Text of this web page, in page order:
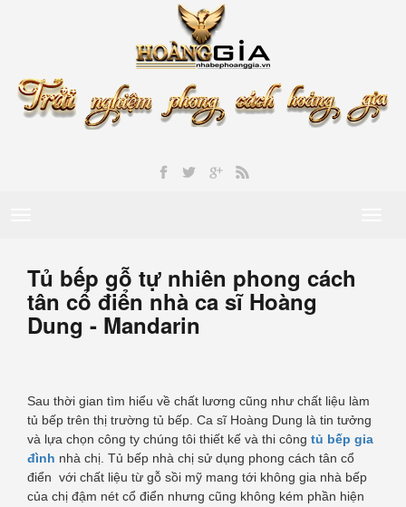
Tủ bếp gỗ tự nhiên phong cách
tân cổ điển nhà ca sĩ Hoàng
Dung - Mandarin
Sau thời gian tìm hiểu về chất lương cũng như chất liệu làm
tủ bếp trên thị trường tủ bếp. Ca sĩ Hoàng Dung là tin tưởng
và lựa chọn công ty chúng tôi thiết kế và thi công tủ bếp gia
đình nhà chị. Tủ bếp nhà chị sử dụng phong cách tân cổ
điển với chất liệu từ gỗ sồi mỹ mang tới không gia nhà bếp
của chị đậm nét cổ điển nhưng cũng không kém phần hiện